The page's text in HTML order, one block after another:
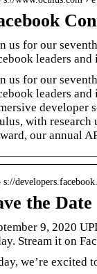
us for our
leaders
us for our
leaders
developer
with research
our annual
s://
the
9, 2020
Stream it on
we’re excited